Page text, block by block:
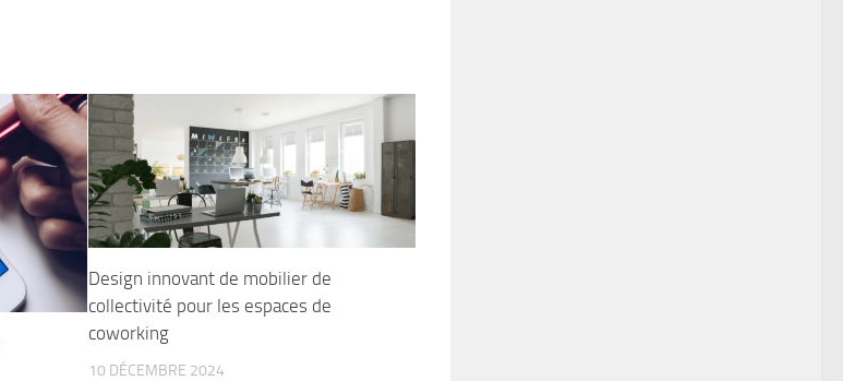
Design innovant de mobilier de
collectivité pour les espaces de
coworking
10 DÉCEMBRE 2024